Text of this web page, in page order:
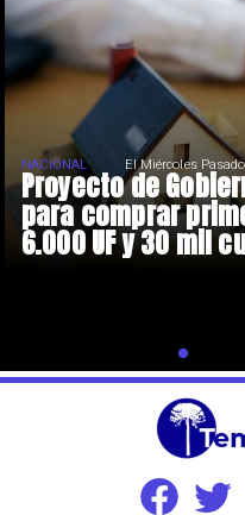
Proyecto de
para comprar
6.000 UF y 30 mil
NACIONAL El Miércoles